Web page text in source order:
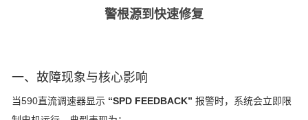
警根源到快速修复
一、故障现象与核心影响
当590直流调速器显示 “SPD FEEDBACK” 报警时，系统会立即限